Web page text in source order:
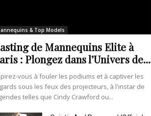
& Top Models
de Mannequins Elite à
: Plongez dans l’Univers de...
vous à fouler les podiums et à captiver les
sous les feux des projecteurs, à l'instar de
telles que Cindy Crawford ou...